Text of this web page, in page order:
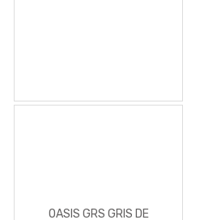
OASIS GRS GRIS DE